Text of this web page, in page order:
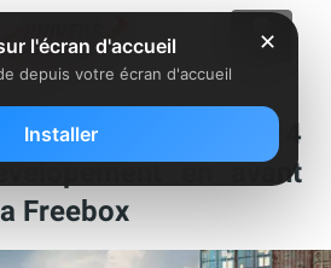
lancent la saison 4
en avant
Freebox
✕
l'écran d'accueil
depuis votre écran d'accueil
Installer